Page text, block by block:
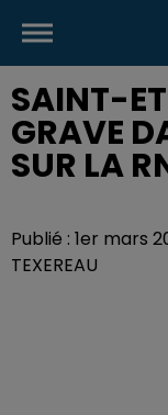
SAINT-
GRAVE
SUR LA
Publié : 1er mars
TEXEREAU